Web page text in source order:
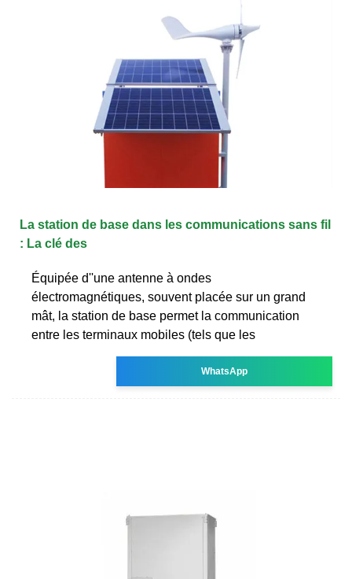
La station de base dans les communications sans fil
: La clé des
Équipée d''une antenne à ondes
électromagnétiques, souvent placée sur un grand
mât, la station de base permet la communication
entre les terminaux mobiles (tels que les
WhatsApp